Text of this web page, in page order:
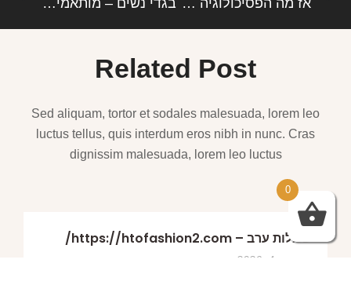
אז מה הפסיכולוגיה שעומדת מאחורי ארונות נשים? בגדי נשים – מותאמים לכולן או רק לדוגמניות
Related Post
Sed aliquam, tortor et sodales malesuada, lorem leo
luctus tellus, quis interdum eros nibh in nunc. Cras
dignissim malesuada, lorem leo luctus
שמלות ערב – https://htofashion2.com/
0